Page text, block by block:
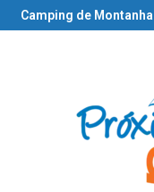
Camping de